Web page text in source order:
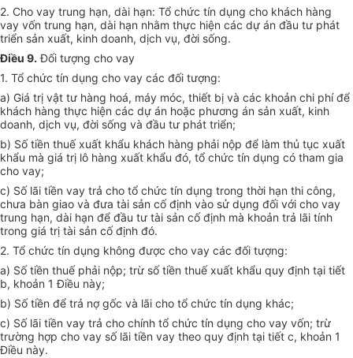
2. Cho vay trung hạn, dài hạn: Tổ chức tín dụng cho khách hàng
vay vốn trung hạn, dài hạn nhằm thực hiện các dự án đầu tư phát
triển sản xuất, kinh doanh, dịch vụ, đời sống.
Điều 9. Đối tượng cho vay
1. Tổ chức tín dụng cho vay các đối tượng:
a) Giá trị vật tư hàng hoá, máy móc, thiết bị và các khoản chi phí để
khách hàng thực hiện các dự án hoặc phương án sản xuất, kinh
doanh, dịch vụ, đời sống và đầu tư phát triển;
b) Số tiền thuế xuất khẩu khách hàng phải nộp để làm thủ tục xuất
khẩu mà giá trị lô hàng xuất khẩu đó, tổ chức tín dụng có tham gia
cho vay;
c) Số lãi tiền vay trả cho tổ chức tín dụng trong thời hạn thi công,
chưa bàn giao và đưa tài sản cố định vào sử dụng đối với cho vay
trung hạn, dài hạn để đầu tư tài sản cố định mà khoản trả lãi tính
trong giá trị tài sản cố định đó.
2. Tổ chức tín dụng không được cho vay các đối tượng:
a) Số tiền thuế phải nộp; trừ số tiền thuế xuất khẩu quy định tại tiết
b, khoản 1 Điều này;
b) Số tiền để trả nợ gốc và lãi cho tổ chức tín dụng khác;
c) Số lãi tiền vay trả cho chính tổ chức tín dụng cho vay vốn; trừ
trường hợp cho vay số lãi tiền vay theo quy định tại tiết c, khoản 1
Điều này.